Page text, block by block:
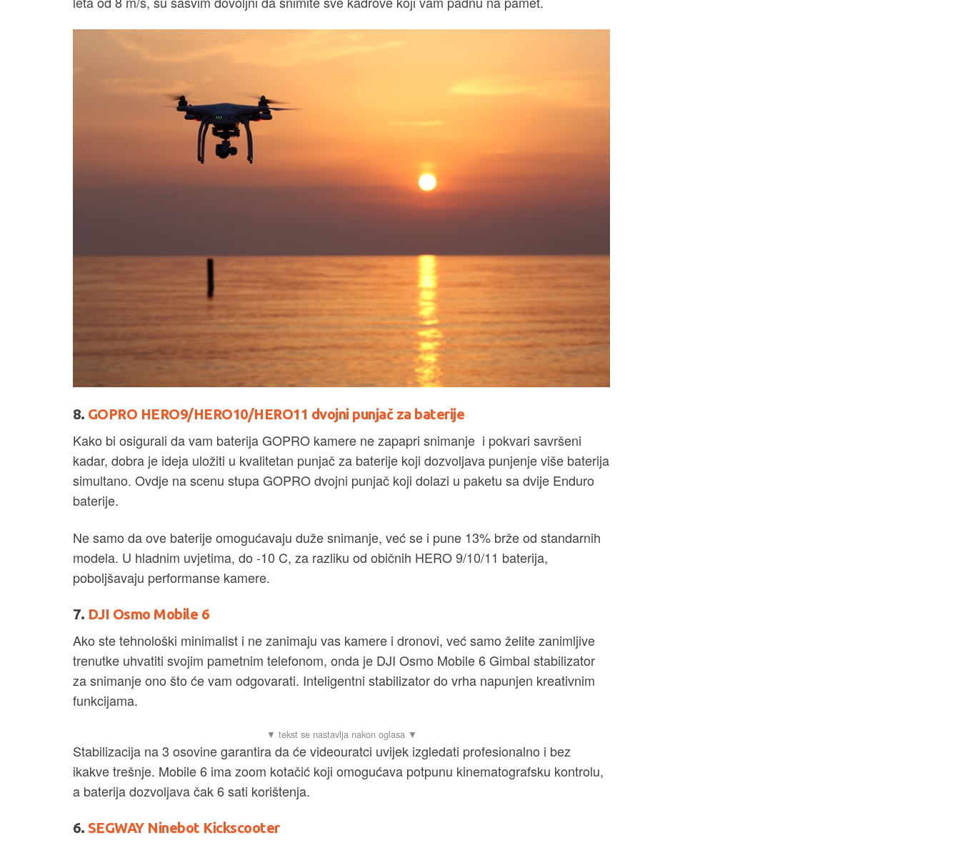
8. GOPRO HERO9/HERO10/HERO11 dvojni punjač za baterije
Kako bi osigurali da vam baterija GOPRO kamere ne zapapri snimanje i pokvari savršeni
kadar, dobra je ideja uložiti u kvalitetan punjač za baterije koji dozvoljava punjenje više baterija
simultano. Ovdje na scenu stupa GOPRO dvojni punjač koji dolazi u paketu sa dvije Enduro
baterije.
Ne samo da ove baterije omogućavaju duže snimanje, već se i pune 13% brže od standarnih
modela. U hladnim uvjetima, do -10 C, za razliku od običnih HERO 9/10/11 baterija,
poboljšavaju performanse kamere.
7. DJI Osmo Mobile 6
Ako ste tehnološki minimalist i ne zanimaju vas kamere i dronovi, već samo želite zanimljive
trenutke uhvatiti svojim pametnim telefonom, onda je DJI Osmo Mobile 6 Gimbal stabilizator
za snimanje ono što će vam odgovarati. Inteligentni stabilizator do vrha napunjen kreativnim
funkcijama.
Stabilizacija na 3 osovine garantira da će videouratci uvijek izgledati profesionalno i bez
ikakve trešnje. Mobile 6 ima zoom kotačić koji omogućava potpunu kinematografsku kontrolu,
a baterija dozvoljava čak 6 sati korištenja.
6. SEGWAY Ninebot Kickscooter